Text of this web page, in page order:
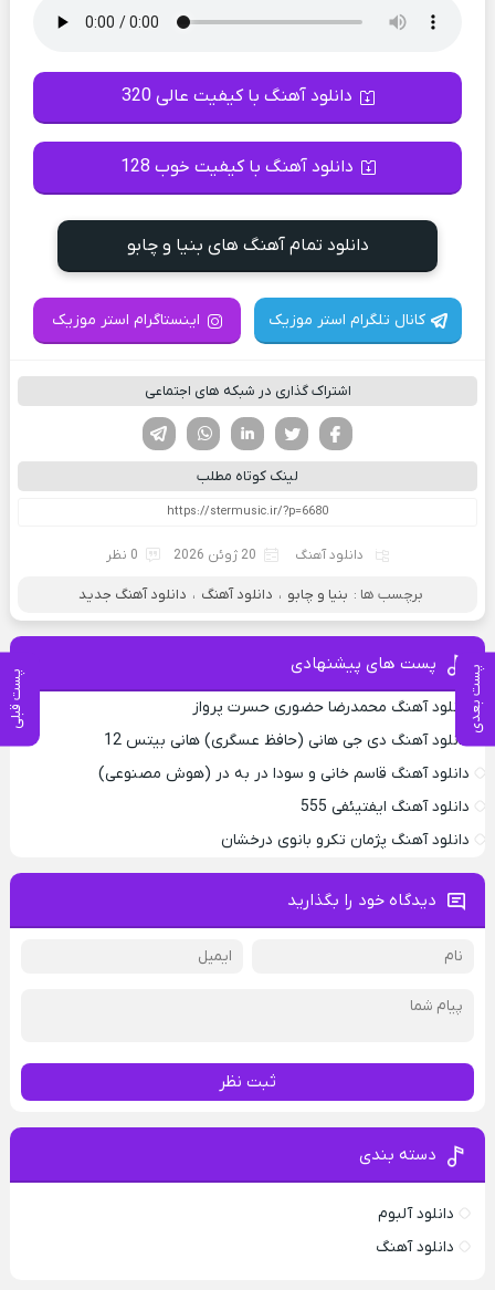
پست بعدی پست قبلی
دانلود آهنگ با کیفیت عالی 320
دانلود آهنگ با کیفیت خوب 128
دانلود تمام آهنگ های بنیا و چابو
کانال تلگرام استر موزیک اینستاگرام استر موزیک
اشتراک گذاری در شبکه های اجتماعی
لینکدین تویتر
فیسوک
لینک کوتاه مطلب
دانلود آهنگ 20 ژوئن 2026 0 نظر
برچسب ها : بنیا و چابو ، دانلود آهنگ ، دانلود آهنگ جدید
پست های پیشنهادی
دانلود آهنگ محمدرضا حضورى حسرت پرواز
دانلود آهنگ دی جی هانی (حافظ عسگری) هانی بیتس 12
دانلود آهنگ قاسم خانی و سودا در به در (هوش مصنوعی)
دانلود آهنگ ایفتیئفی 555
دانلود آهنگ پژمان تکرو بانوی درخشان
دیدگاه خود را بگذارید
ثبت نظر
دسته بندی
دانلود آلبوم
دانلود آهنگ